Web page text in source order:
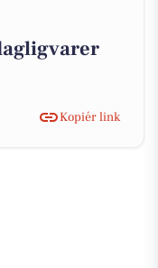
Kopiér link